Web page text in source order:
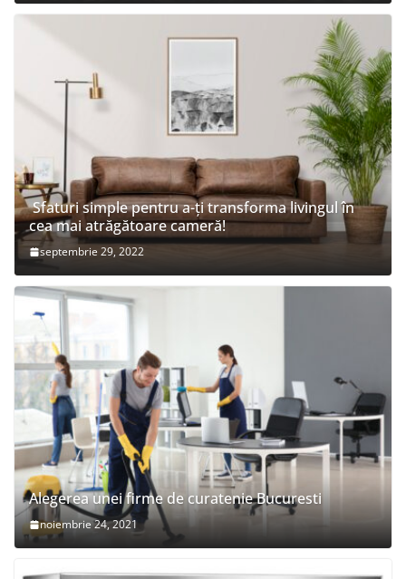
Sfaturi simple pentru a-ți transforma livingul în
cea mai atrăgătoare cameră!
septembrie 29, 2022
Alegerea unei firme de curatenie Bucuresti
noiembrie 24, 2021